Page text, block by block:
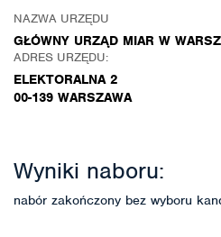
NAZWA URZĘDU
GŁÓWNY URZĄD MIAR W
ADRES URZĘDU:
ELEKTORALNA 2
00-139 WARSZAWA
Wyniki naboru:
nabór zakończony bez wyboru